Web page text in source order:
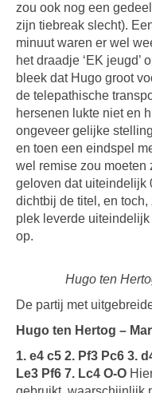
zou ook nog een
zijn tiebreak slecht).
minuut waren er wel
het draadje ‘EK jeugd’
bleek dat Hugo groot
de telepathische
hersenen lukte niet en
ongeveer gelijke
en toen een eindspel
wel remise zou
geloven dat uiteindelijk
dichtbij de titel, en
plek leverde
op.
Hugo ten
De partij met
Hugo ten Hertog –
1. e4 c5 2. Pf3 Pc6 3.
Le3 Pf6 7. Lc4 O-O